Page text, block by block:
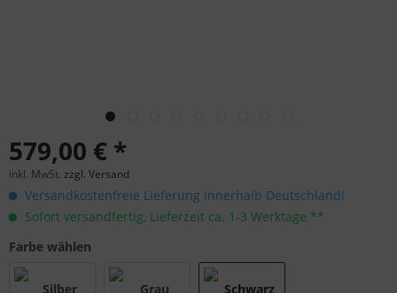
579,00 € *
inkl. MwSt. zzgl. Versand
Versandkostenfreie Lieferung innerhalb Deutschland!
Sofort versandfertig, Lieferzeit ca. 1-3 Werktage **
Farbe wählen